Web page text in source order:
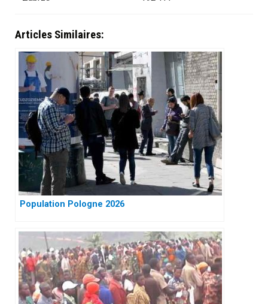
Articles Similaires:
Population Pologne 2026